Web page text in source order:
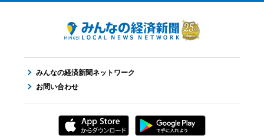
みんなの経済新聞ネットワーク
お問い合わせ